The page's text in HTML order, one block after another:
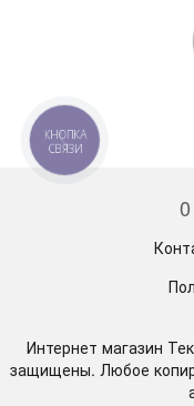
Интернет магазин
защищены. Любое
КНОПКА
СВЯЗИ